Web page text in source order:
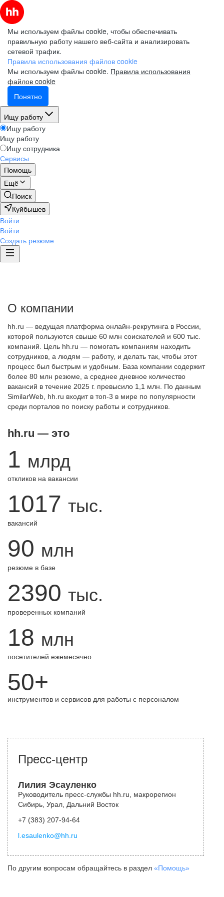
Мы используем файлы cookie, чтобы обеспечивать
правильную работу нашего веб-сайта и анализировать
сетевой трафик.
Правила использования файлов cookie
Мы используем файлы cookie. Правила использования
файлов cookie
Понятно
Ищу работу
Ищу работу
Ищу работу
Ищу сотрудника
Сервисы
Помощь
Ещё
Поиск
Куйбышев
Войти
Войти
Создать резюме
О компании
hh.ru — ведущая платформа онлайн-рекрутинга в России,
которой пользуются свыше 60 млн соискателей и 600 тыс.
компаний. Цель hh.ru — помогать компаниям находить
сотрудников, а людям — работу, и делать так, чтобы этот
процесс был быстрым и удобным. База компании содержит
более 80 млн резюме, а среднее дневное количество
вакансий в течение 2025 г. превысило 1,1 млн. По данным
SimilarWeb, hh.ru входит в топ-3 в мире по популярности
среди порталов по поиску работы и сотрудников.
hh.ru — это
1 млрд
откликов на вакансии
1017 тыс.
вакансий
90 млн
резюме в базе
2390 тыс.
проверенных компаний
18 млн
посетителей ежемесячно
50+
инструментов и сервисов для работы с персоналом
Пресс-центр
Лилия Эсауленко
Руководитель пресс-службы hh.ru, макрорегион
Сибирь, Урал, Дальний Восток
+7 (383) 207-94-64
l.esaulenko@hh.ru
По другим вопросам обращайтесь в раздел «Помощь»